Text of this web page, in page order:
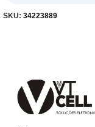
SKU: 34223889